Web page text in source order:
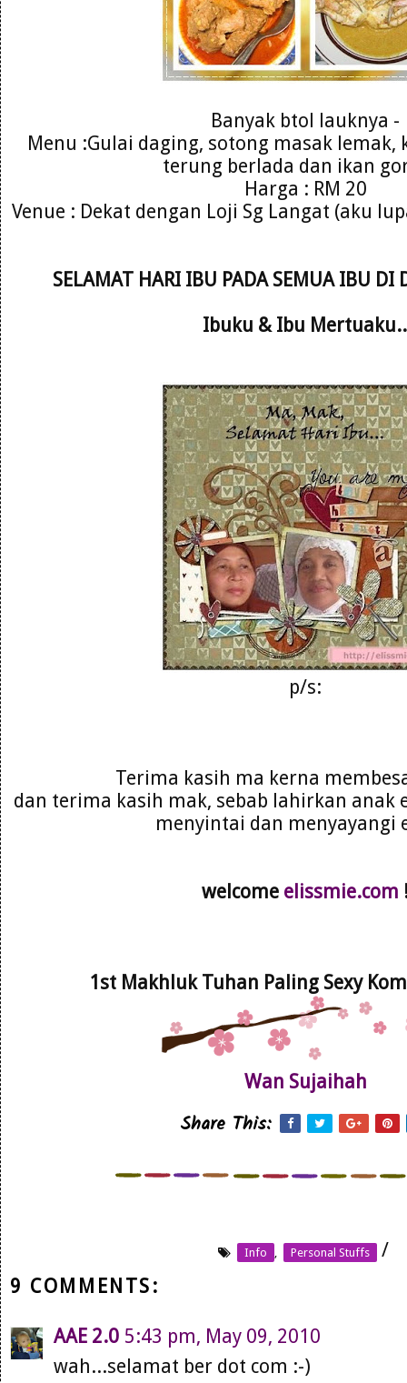
Banyak btol lauknya -
Menu :Gulai daging, sotong masak lemak,
terung berlada dan ikan
Harga : RM 20
Venue : Dekat dengan Loji Sg Langat (aku
SELAMAT HARI IBU PADA SEMUA IBU DI
Ibuku & Ibu
p/s:
Terima kasih ma kerna
dan terima kasih mak, sebab lahirkan anak
menyintai dan menyayangi
welcome elissmie.com
1st Makhluk Tuhan Paling Sexy
Wan Sujaihah
Share This:
Info Personal Stuffs
/
9 COMMENTS:
AAE 2.0 5:43 pm, May 09, 2010
wah...selamat ber dot com :-)